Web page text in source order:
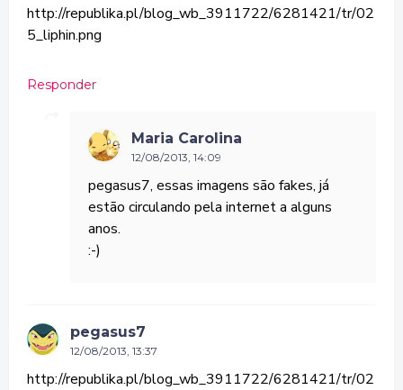
http://republika.pl/blog_wb_3911722/6281421/tr/02
5_liphin.png
Responder
Maria Carolina
12/08/2013, 14:09
pegasus7, essas imagens são fakes, já
estão circulando pela internet a alguns
anos.
:-)
pegasus7
12/08/2013, 13:37
http://republika.pl/blog_wb_3911722/6281421/tr/02